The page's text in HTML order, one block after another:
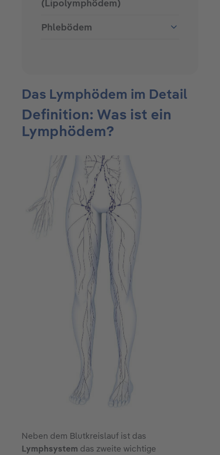
(Lipolymphödem)
Phlebödem
Das Lymphödem im Detail
Definition: Was ist ein
Lymphödem?
Neben dem Blutkreislauf ist das
Lymphsystem das zweite wichtige